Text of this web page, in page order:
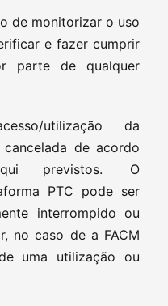
de monitorizar o uso
e fazer cumprir
parte de qualquer
utilização da
de acordo
previstos. O
PTC pode ser
interrompido ou
no caso de a FACM
uma utilização ou